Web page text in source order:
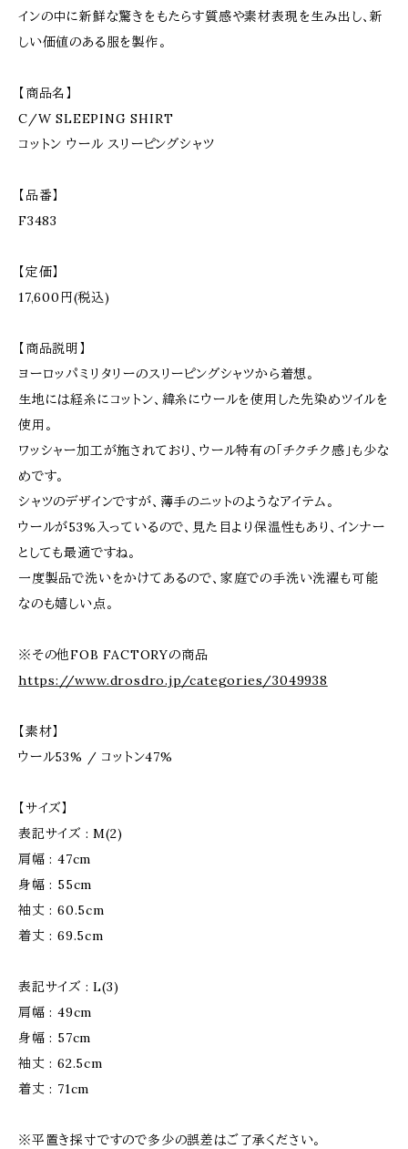
インの中に新鮮な驚きをもたらす質感や素材表現を生み出し、新
しい価値のある服を製作。
【商品名】
C/W SLEEPING SHIRT
コットン ウール スリーピングシャツ
【品番】
F3483
【定価】
17,600円(税込)
【商品説明】
ヨーロッパミリタリーのスリーピングシャツから着想。
生地には経糸にコットン、緯糸にウールを使用した先染めツイルを
使用。
ワッシャー加工が施されており、ウール特有の「チクチク感」も少な
めです。
シャツのデザインですが、薄手のニットのようなアイテム。
ウールが53%入っているので、見た目より保温性もあり、インナー
としても最適ですね。
一度製品で洗いをかけてあるので、家庭での手洗い洗濯も可能
なのも嬉しい点。
※その他FOB FACTORYの商品
https://www.drosdro.jp/categories/3049938
【素材】
ウール53% / コットン47%
【サイズ】
表記サイズ : M(2)
肩幅 : 47cm
身幅 : 55cm
袖丈 : 60.5cm
着丈 : 69.5cm
表記サイズ : L(3)
肩幅 : 49cm
身幅 : 57cm
袖丈 : 62.5cm
着丈 : 71cm
※平置き採寸ですので多少の誤差はご了承ください。